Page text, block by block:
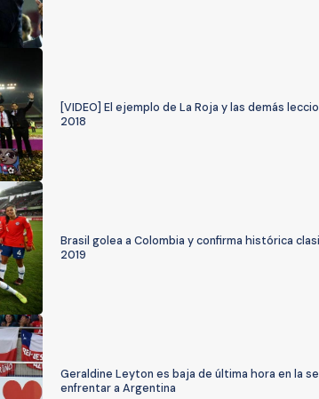
[VIDEO] El ejemplo de La Roja y las demás
2018
Brasil golea a Colombia y confirma histórica
2019
Geraldine Leyton es baja de última hora en la
enfrentar a Argentina